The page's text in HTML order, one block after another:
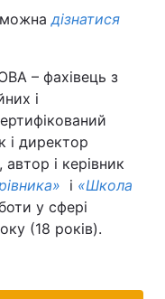
можнадізнатися
– фахівець з
і
і директор
автор і керівник
і «Школа
у сфері
(18 років).